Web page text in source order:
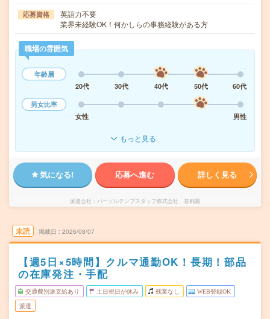
応募資格
英語力不要
業界未経験OK！何かしらの事務経験がある方
職場の雰囲気
年齢層
20代
30代 40代 50代
60代
男女比率
女性
男性
もっと見る
気になる! 応募へ進む 詳しく見る
派遣会社 パーソルテンプスタッフ株式会社 首都圏
未読 掲載日 2026/08/07
【週5日×5時間】クルマ通勤OK！長期！部品
の在庫発注・手配
交通費別途支給あり 土日祝日が休み 残業なし WEB登録OK
派遣